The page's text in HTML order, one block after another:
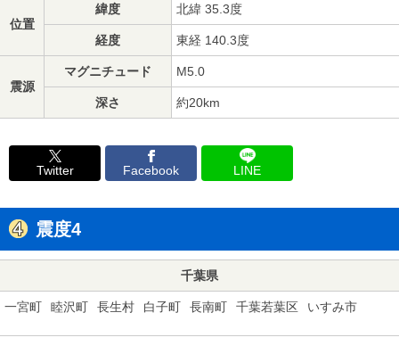
位置
緯度 北緯 35.3度
経度 東経 140.3度
震源
マグニチュード M5.0
深さ 約20km
Twitter Facebook LINE
震度4
千葉県
一宮町 睦沢町 長生村 白子町 長南町 千葉若葉区 いすみ市